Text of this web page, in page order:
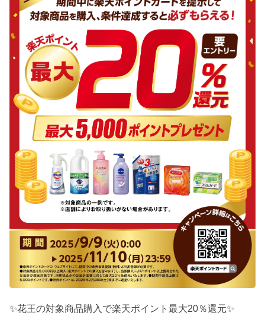
✨花王の対象商品購入で楽天ポイント最大20％還元✨